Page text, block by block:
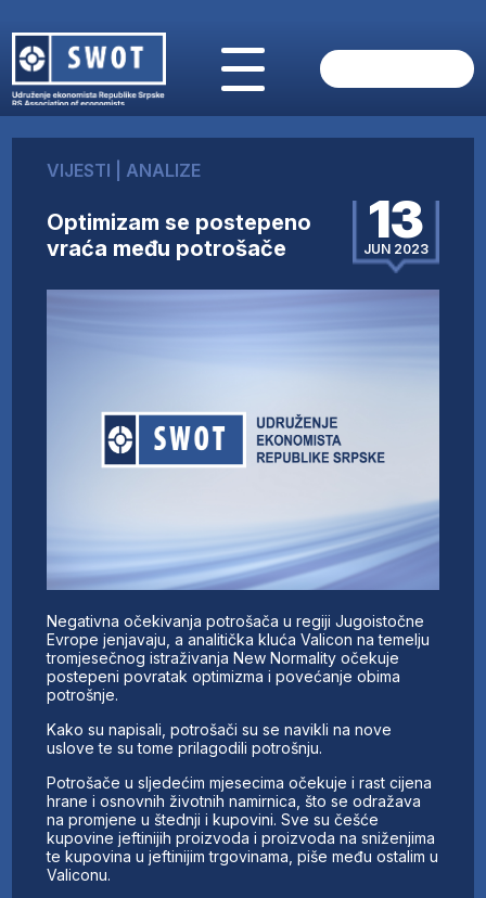
O NAMA
AKTUELNO
ANALIZE
FINANSIJE
UČLANI SE
VIJESTI ANALIZE
Optimizam se postepeno
vraća među potrošače
13
JUN 2023
Negativna očekivanja potrošača u regiji Jugoistočne
Evrope jenjavaju, a analitička kluća Valicon na temelju
tromjesečnog istraživanja New Normality očekuje
postepeni povratak optimizma i povećanje obima
potrošnje.
Kako su napisali, potrošači su se navikli na nove
uslove te su tome prilagodili potrošnju.
Potrošače u sljedećim mjesecima očekuje i rast cijena
hrane i osnovnih životnih namirnica, što se odražava
na promjene u štednji i kupovini. Sve su češće
kupovine jeftinijih proizvoda i proizvoda na sniženjima
te kupovina u jeftinijim trgovinama, piše među ostalim u
Valiconu.